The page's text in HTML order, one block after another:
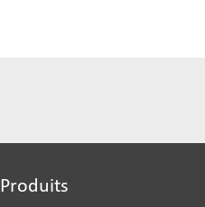
Produits